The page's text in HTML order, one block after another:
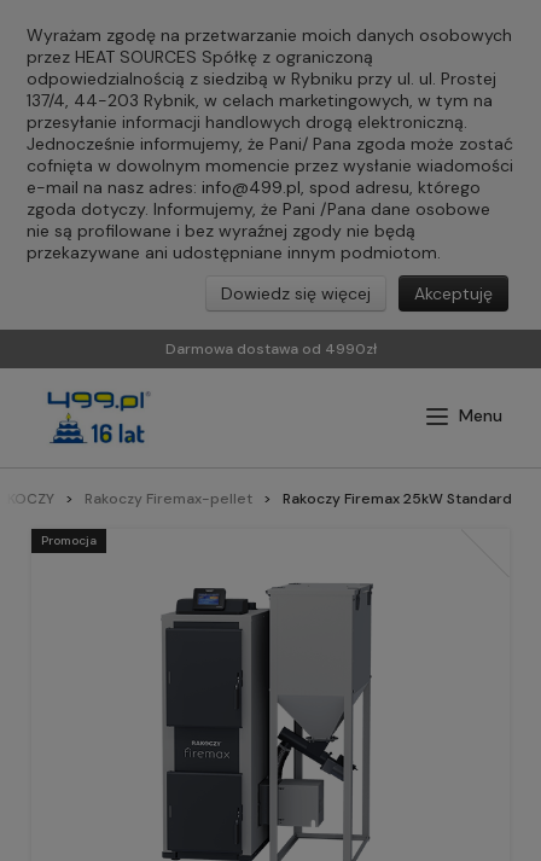
Wyrażam zgodę na przetwarzanie moich danych osobowych
przez HEAT SOURCES Spółkę z ograniczoną
odpowiedzialnością z siedzibą w Rybniku przy ul. ul. Prostej
137/4, 44-203 Rybnik, w celach marketingowych, w tym na
przesyłanie informacji handlowych drogą elektroniczną.
Jednocześnie informujemy, że Pani/ Pana zgoda może zostać
cofnięta w dowolnym momencie przez wysłanie wiadomości
e-mail na nasz adres: info@499.pl, spod adresu, którego
zgoda dotyczy. Informujemy, że Pani /Pana dane osobowe
nie są profilowane i bez wyraźnej zgody nie będą
przekazywane ani udostępniane innym podmiotom.
Akceptuję
Dowiedz się więcej
Darmowa dostawa od 4990zł
Rakoczy Firemax-pellet Rakoczy Firemax 25kW Standard
Promocja